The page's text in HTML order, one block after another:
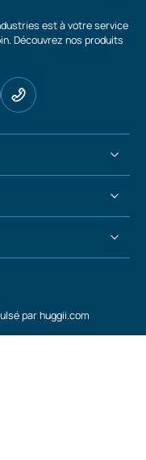
est à votre service
Découvrez nos produits
par huggii.com